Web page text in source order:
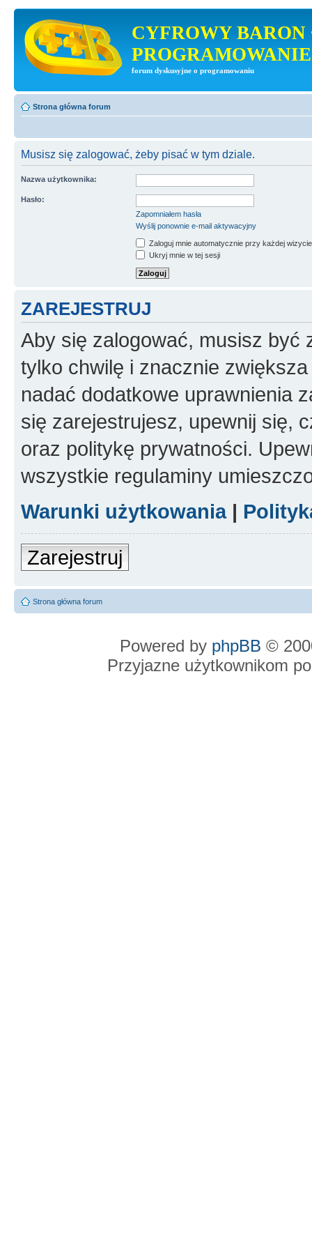
CYFROWY BARON
PROGRAMOWANIE
forum dyskusyjne o programowaniu
Strona główna forum
Musisz się zalogować, żeby pisać w tym dziale.
Nazwa użytkownika:
Hasło:
Zapomniałem hasła
Wyślij ponownie e-mail aktywacyjny
Zaloguj mnie automatycznie przy każdej wizycie
Ukryj mnie w tej sesji
ZAREJESTRUJ
Aby się zalogować, musisz być
tylko chwilę i znacznie
nadać dodatkowe uprawnienia
się zarejestrujesz, upewnij się,
oraz politykę prywatności.
wszystkie regulaminy
Warunki użytkowania|
Zarejestruj
Strona główna forum
Powered by phpBB ©
Przyjazne użytkownikom